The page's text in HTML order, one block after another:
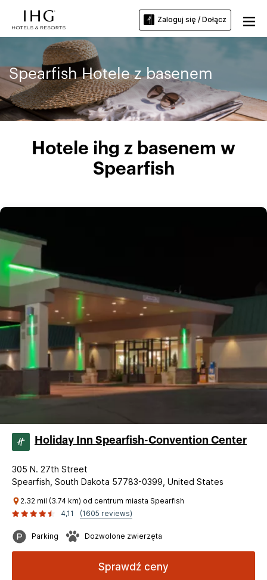
Zaloguj się / Dołącz
Spearfish Hotele z basenem
Hotele ihg z basenem w
Spearfish
Holiday Inn Spearfish-Convention Center
305 N. 27th Street
Spearfish, South Dakota 57783-0399, United States
2.32 mil (3.74 km) od centrum miasta Spearfish
4,11
(1605 reviews)
Parking Dozwolone zwierzęta
Sprawdź ceny